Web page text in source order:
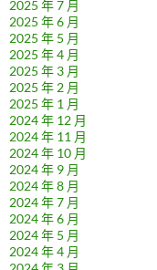
2025 年 7 月
2025 年 6 月
2025 年 5 月
2025 年 4 月
2025 年 3 月
2025 年 2 月
2025 年 1 月
2024 年 12 月
2024 年 11 月
2024 年 10 月
2024 年 9 月
2024 年 8 月
2024 年 7 月
2024 年 6 月
2024 年 5 月
2024 年 4 月